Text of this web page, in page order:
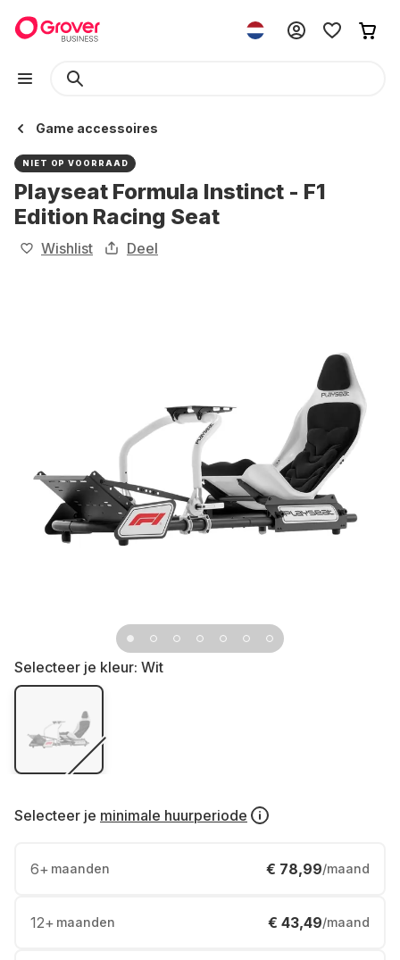
Game accessoires
NIET OP VOORRAAD
Playseat Formula Instinct - F1
Edition Racing Seat
Wishlist Deel
Selecteer je kleur: Wit
Selecteer je minimale huurperiode
6+ maanden € 78,99/maand
12+ maanden € 43,49/maand